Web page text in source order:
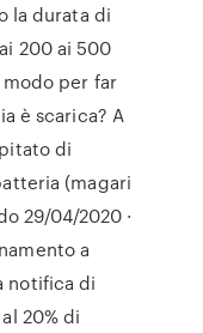
la durata di
200 ai 500
per far
è scarica? A
di
(magari
29/04/2020 ·
a
notifica di
20% di